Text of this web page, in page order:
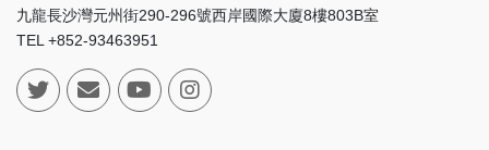
九龍長沙灣元州街290-296號西岸國際大廈8樓803B室
TEL +852-93463951